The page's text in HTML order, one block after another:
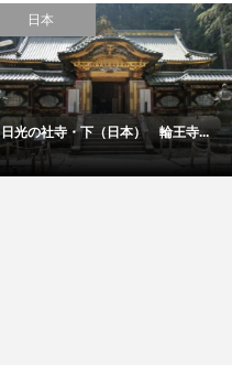
日本
日光の社寺・下（日本） 輪王寺...